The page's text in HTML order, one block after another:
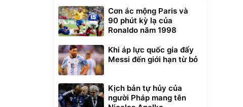
Cơn ác mộng Paris và
90 phút kỳ lạ của
Ronaldo năm 1998
Khi áp lực quốc gia đẩy
Messi đến giới hạn từ bỏ
Kịch bản tự hủy của
người Pháp mang tên